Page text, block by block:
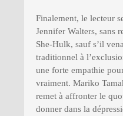
Finalement, le lecteur
Jennifer Walters, sans
She-Hulk, sauf s’il
traditionnel à
une forte empathie
vraiment. Mariko
remet à affronter le
donner dans la